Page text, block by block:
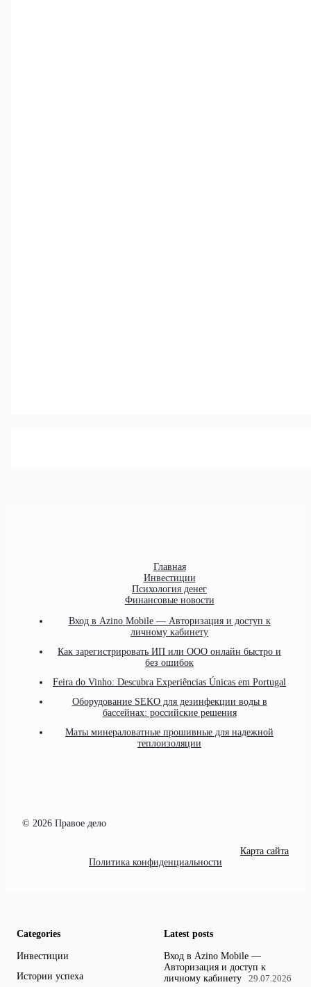
Главная
Инвестиции
Психология денег
Финансовые новости
Вход в Azino Mobile — Авторизация и доступ к
личному кабинету
Как зарегистрировать ИП или ООО онлайн быстро и
без ошибок
Feira do Vinho: Descubra Experiências Únicas em Portugal
Оборудование SEKO для дезинфекции воды в
бассейнах: российские решения
Маты минераловатные прошивные для надежной
теплоизоляции
© 2026 Правое дело
Карта сайта
Политика конфиденциальности
Categories
Инвестиции
Истории успеха
Latest posts
Вход в Azino Mobile —
Авторизация и доступ к
личному кабинету
29.07.2026